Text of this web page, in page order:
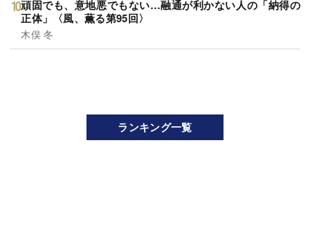
頑固でも、意地悪でもない…融通が利かない人の「納得の
正体」〈風、薫る第95回〉
木俣 冬
ランキング一覧